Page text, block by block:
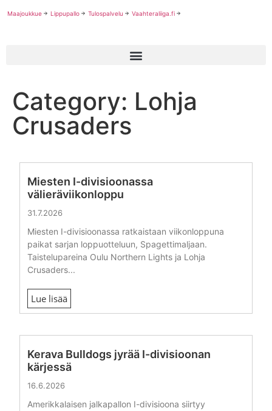
Maajoukkue Lippupallo Tulospalvelu Vaahteraliiga.fi
Category: Lohja
Crusaders
Miesten I-divisioonassa
välieräviikonloppu
31.7.2026
Miesten I-divisioonassa ratkaistaan viikonloppuna
paikat sarjan loppuotteluun, Spagettimaljaan.
Taistelupareina Oulu Northern Lights ja Lohja
Crusaders...
Lue lisää
Kerava Bulldogs jyrää I-divisioonan
kärjessä
16.6.2026
Amerikkalaisen jalkapallon I-divisioona siirtyy